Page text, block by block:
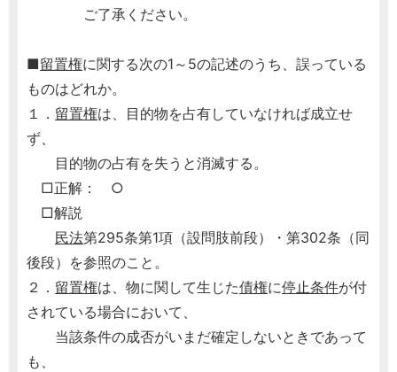
ご了承ください。
■留置権に関する次の1～5の記述のうち、誤っている
ものはどれか。
１． 留置権は、目的物を占有していなければ成立せ
ず、
目的物の占有を失うと消滅する。
□正解： ○
□解説
民法第295条第1項（設問肢前段）・第302条（同
後段）を参照のこと。
２． 留置権は、物に関して生じた債権に停止条件が付
されている場合において、
当該条件の成否がいまだ確定しないときであって
も、